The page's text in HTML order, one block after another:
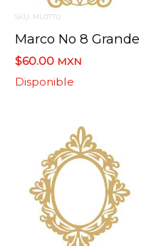
SKU: ML0770
Marco No 8 Grande
$60.00 MXN
Disponible